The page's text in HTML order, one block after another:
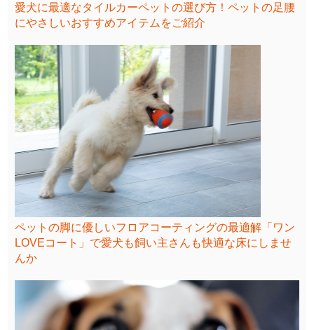
愛犬に最適なタイルカーペットの選び方！ペットの足腰
にやさしいおすすめアイテムをご紹介
ペットの脚に優しいフロアコーティングの最適解「ワン
LOVEコート」で愛犬も飼い主さんも快適な床にしませ
んか